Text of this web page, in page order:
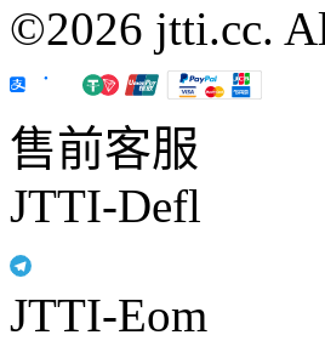
©2026 jtti.cc.
售前客服
JTTI-Defl
JTTI-Eom